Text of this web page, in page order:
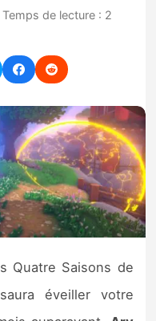
de lecture : 2
Quatre Saisons de
éveiller votre